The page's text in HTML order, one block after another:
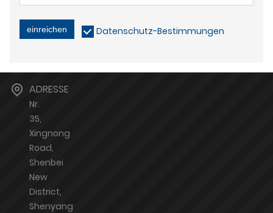
einreichen Datenschutz-Bestimmungen
ADRESSE
Nr.
35,
Xingnong
Road,
Shenbei
New
District,
Shenyang